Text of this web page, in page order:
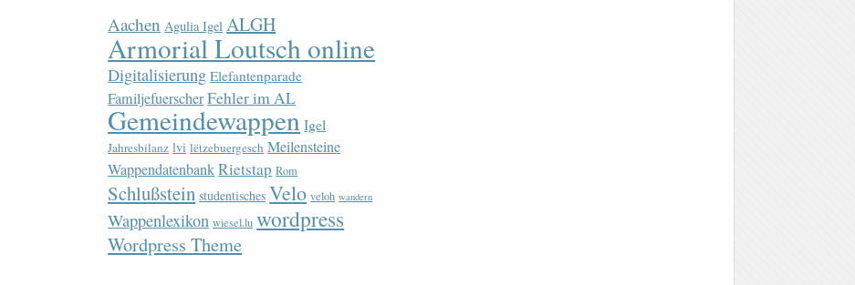
Aachen Agulia Igel ALGH
Armorial Loutsch online
Digitalisierung Elefantenparade
FamiljefuerscherFehler im AL
Gemeindewappen Igel
Jahresbilanz lvi lëtzebuergesch Meilensteine
WappendatenbankRietstap Rom
Schlußstein studentisches Velo veloh wandern
Wappenlexikon wiesel.lu wordpress
Wordpress Theme